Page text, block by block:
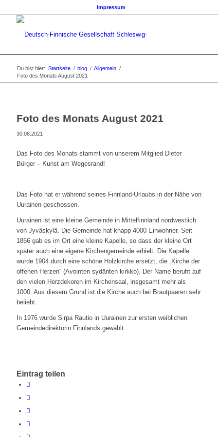
Impressum
Du bist hier: Startseite / blog / Allgemein /
Foto des Monats August 2021
Foto des Monats August 2021
30.08.2021
Das Foto des Monats stammt von unserem Mitglied Dieter
Bürger – Kunst am Wegesrand!
Das Foto hat er während seines Finnland-Urlaubs in der Nähe von
Uurainen geschossen.
Uurainen ist eine kleine Gemeinde in Mittelfinnland nordwestlich
von Jyväskylä. Die Gemeinde hat knapp 4000 Einwohner. Seit
1856 gab es im Ort eine kleine Kapelle, so dass der kleine Ort
später auch eine eigene Kirchengemeinde erhielt. Die Kapelle
wurde 1904 durch eine schöne Holzkirche ersetzt, die „Kirche der
offenen Herzen“ (Avointen sydänten kirkko). Der Name beruht auf
den vielen Herzdekoren im Kirchensaal, insgesamt mehr als
1000. Aus diesem Grund ist die Kirche auch bei Brautpaaren sehr
beliebt.
In 1976 wurde Sirpa Rautio in Uurainen zur ersten weiblichen
Gemeindedirektorin Finnlands gewählt.
Eintrag teilen